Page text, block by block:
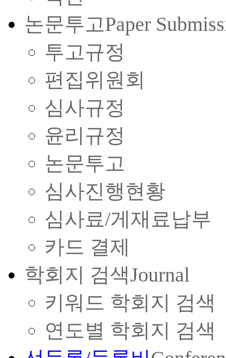
논문투고Paper
투고규정
편집위원회
심사규정
윤리규정
논문투고
심사진행현황
심사료/게재료납부
카드 결제
학회지 검색Journal
키워드 학회지 검색
연도별 학회지 검색